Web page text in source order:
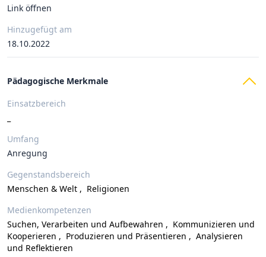
Link öffnen
Hinzugefügt am
18.10.2022
Pädagogische Merkmale
Einsatzbereich
Umfang
Anregung
Gegenstandsbereich
Menschen & Welt , Religionen
Medienkompetenzen
Suchen, Verarbeiten und Aufbewahren , Kommunizieren und
Kooperieren , Produzieren und Präsentieren , Analysieren
und Reflektieren